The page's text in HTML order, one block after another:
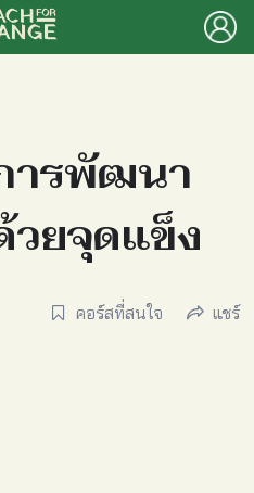
ารพัฒนา
วยจุดแข็ง
คอร์สที่สนใจ แชร์